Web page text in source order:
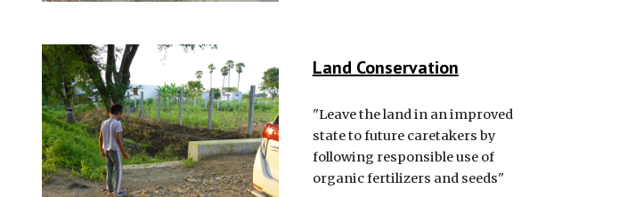
Land Conservation
"Leave the land in an improved
state to future caretakers by
following responsible use of
organic fertilizers and seeds"